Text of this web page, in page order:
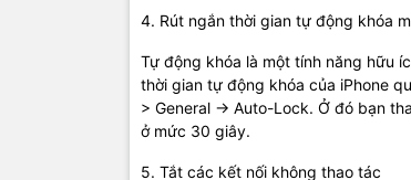
4. Rút ngắn thời gian tự động khóa
Tự động khóa là một tính năng hữu
thời gian tự động khóa của iPhone
> General -> Auto-Lock. Ở đó bạn
ở mức 30 giây.
5. Tắt các kết nối không thao tác